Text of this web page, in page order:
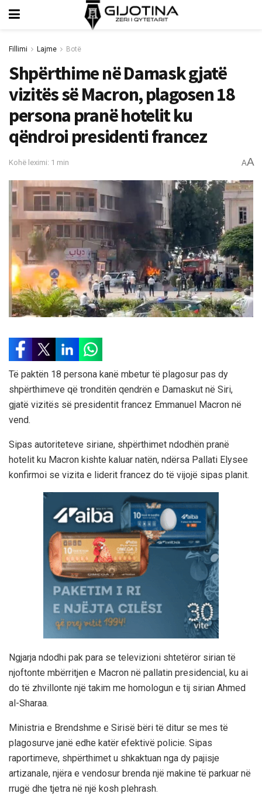
Fillimi Lajme Botë
Shpërthime në Damask gjatë
vizitës së Macron, plagosen 18
persona pranë hotelit ku
qëndroi presidenti francez
Kohë leximi: 1 min AA
Të paktën 18 persona kanë mbetur të plagosur pas dy
shpërthimeve që tronditën qendrën e Damaskut në Siri,
gjatë vizitës së presidentit francez Emmanuel Macron në
vend.
Sipas autoriteteve siriane, shpërthimet ndodhën pranë
hotelit ku Macron kishte kaluar natën, ndërsa Pallati Elysee
konfirmoi se vizita e liderit francez do të vijojë sipas planit.
Ngjarja ndodhi pak para se televizioni shtetëror sirian të
njoftonte mbërritjen e Macron në pallatin presidencial, ku ai
do të zhvillonte një takim me homologun e tij sirian Ahmed
al-Sharaa.
Ministria e Brendshme e Sirisë bëri të ditur se mes të
plagosurve janë edhe katër efektivë policie. Sipas
raportimeve, shpërthimet u shkaktuan nga dy pajisje
artizanale, njëra e vendosur brenda një makine të parkuar në
rrugë dhe tjetra në një kosh plehrash.